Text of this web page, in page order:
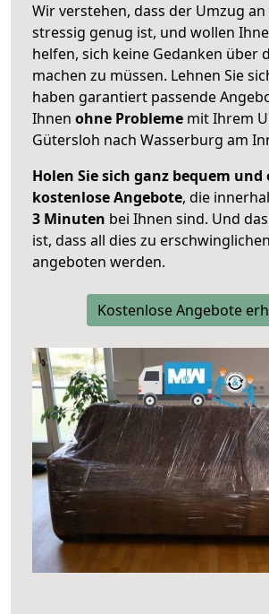
Wir verstehen, dass der Umzug
stressig genug ist, und wollen
helfen, sich keine Gedanken über
machen zu müssen. Lehnen Sie
haben garantiert passende
Ihnen ohne Probleme mit Ihrem
Gütersloh nach Wasserburg am
Holen Sie sich ganz bequem und
kostenlose Angebote, die
3 Minuten bei Ihnen sind. Und
ist, dass all dies zu
angeboten werden.
Kostenlose Angebote